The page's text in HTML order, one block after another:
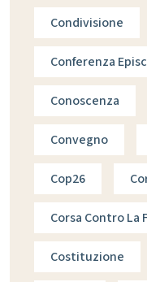
Condivisione
Conferenza
Conoscenza
Convegno
Cop26
Corsa Contro La
Costituzione